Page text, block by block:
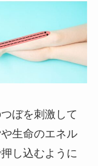
ぼを刺激して
生命のエネル
し込むように